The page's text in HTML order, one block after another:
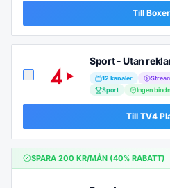
Till Boxer
Sport - Utan
12 kanaler
Sport
Ingen
Till TV4
SPARA 200 KR/MÅN (40% RABATT)